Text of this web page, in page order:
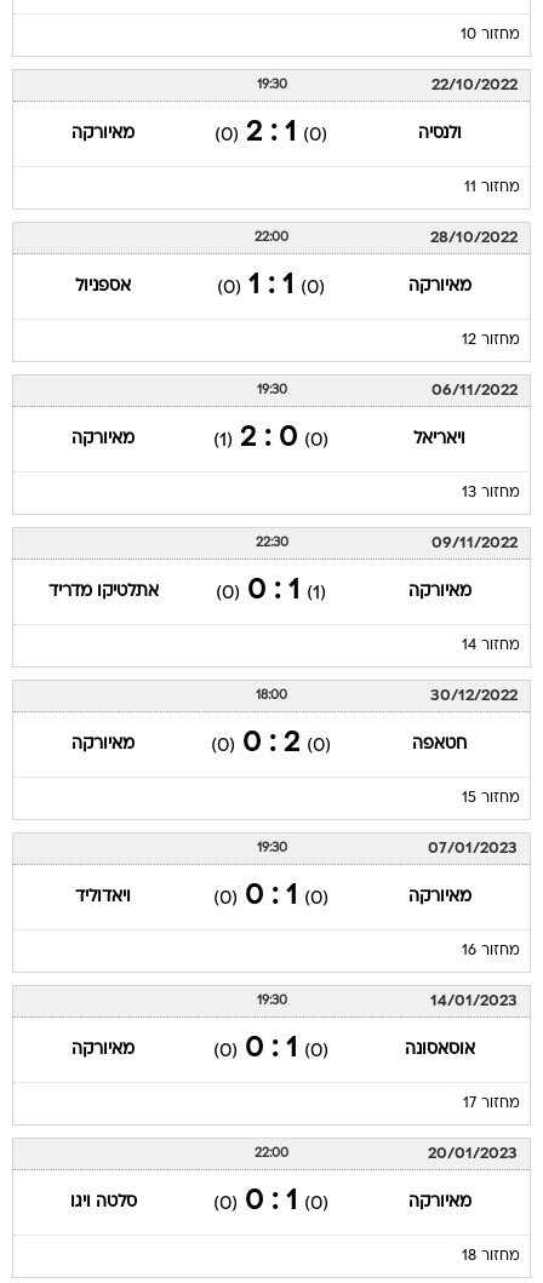
מחזור 10
22/10/2022
19:30
ולנסיה (0)
1 : 2
(0) מאיורקה
מחזור 11
28/10/2022
22:00
מאיורקה (0)
1 : 1
(0) אספניול
מחזור 12
06/11/2022
19:30
ויאריאל (0)
0 : 2
(1) מאיורקה
מחזור 13
09/11/2022
22:30
מאיורקה (1)
1 : 0
(0) אתלטיקו מדריד
מחזור 14
30/12/2022
18:00
חטאפה (0)
2 : 0
(0) מאיורקה
מחזור 15
07/01/2023
19:30
מאיורקה (0)
1 : 0
(0) ויאדוליד
מחזור 16
14/01/2023
19:30
אוסאסונה (0)
1 : 0
(0) מאיורקה
מחזור 17
20/01/2023
22:00
מאיורקה (0)
1 : 0
(0) סלטה ויגו
מחזור 18